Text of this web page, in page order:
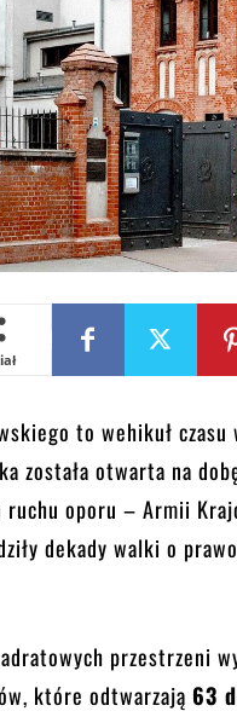
to wehikuł
została otwarta na
oporu – Armii
dekady walki o
przestrzeni
które odtwarzają 63